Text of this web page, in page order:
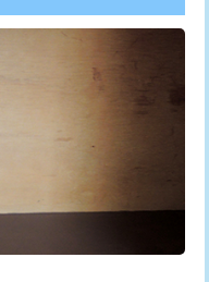
11,000円~
55,000円
33,000円
8,800円
11,000円